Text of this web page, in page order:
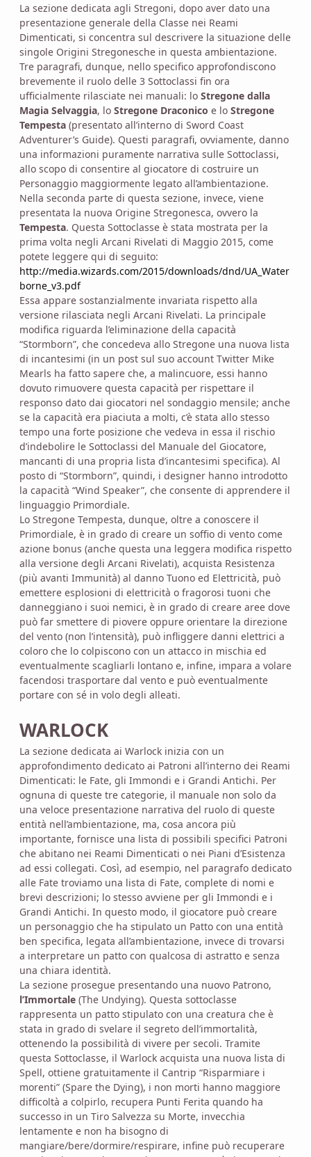
La sezione dedicata agli Stregoni, dopo aver dato una
presentazione generale della Classe nei Reami
Dimenticati, si concentra sul descrivere la situazione delle
singole Origini Stregonesche in questa ambientazione.
Tre paragrafi, dunque, nello specifico approfondiscono
brevemente il ruolo delle 3 Sottoclassi fin ora
ufficialmente rilasciate nei manuali: lo Stregone dalla
Magia Selvaggia, lo Stregone Draconico e lo Stregone
Tempesta (presentato all’interno di Sword Coast
Adventurer’s Guide). Questi paragrafi, ovviamente, danno
una informazioni puramente narrativa sulle Sottoclassi,
allo scopo di consentire al giocatore di costruire un
Personaggio maggiormente legato all’ambientazione.
Nella seconda parte di questa sezione, invece, viene
presentata la nuova Origine Stregonesca, ovvero la
Tempesta. Questa Sottoclasse è stata mostrata per la
prima volta negli Arcani Rivelati di Maggio 2015, come
potete leggere qui di seguito:
http://media.wizards.com/2015/downloads/dnd/UA_Water
borne_v3.pdf
Essa appare sostanzialmente invariata rispetto alla
versione rilasciata negli Arcani Rivelati. La principale
modifica riguarda l’eliminazione della capacità
“Stormborn”, che concedeva allo Stregone una nuova lista
di incantesimi (in un post sul suo account Twitter Mike
Mearls ha fatto sapere che, a malincuore, essi hanno
dovuto rimuovere questa capacità per rispettare il
responso dato dai giocatori nel sondaggio mensile; anche
se la capacità era piaciuta a molti, c’è stata allo stesso
tempo una forte posizione che vedeva in essa il rischio
d’indebolire le Sottoclassi del Manuale del Giocatore,
mancanti di una propria lista d’incantesimi specifica). Al
posto di “Stormborn”, quindi, i designer hanno introdotto
la capacità “Wind Speaker”, che consente di apprendere il
linguaggio Primordiale.
Lo Stregone Tempesta, dunque, oltre a conoscere il
Primordiale, è in grado di creare un soffio di vento come
azione bonus (anche questa una leggera modifica rispetto
alla versione degli Arcani Rivelati), acquista Resistenza
(più avanti Immunità) al danno Tuono ed Elettricità, può
emettere esplosioni di elettricità o fragorosi tuoni che
danneggiano i suoi nemici, è in grado di creare aree dove
può far smettere di piovere oppure orientare la direzione
del vento (non l’intensità), può infliggere danni elettrici a
coloro che lo colpiscono con un attacco in mischia ed
eventualmente scagliarli lontano e, infine, impara a volare
facendosi trasportare dal vento e può eventualmente
portare con sé in volo degli alleati.
WARLOCK
La sezione dedicata ai Warlock inizia con un
approfondimento dedicato ai Patroni all’interno dei Reami
Dimenticati: le Fate, gli Immondi e i Grandi Antichi. Per
ognuna di queste tre categorie, il manuale non solo da
una veloce presentazione narrativa del ruolo di queste
entità nell’ambientazione, ma, cosa ancora più
importante, fornisce una lista di possibili specifici Patroni
che abitano nei Reami Dimenticati o nei Piani d’Esistenza
ad essi collegati. Così, ad esempio, nel paragrafo dedicato
alle Fate troviamo una lista di Fate, complete di nomi e
brevi descrizioni; lo stesso avviene per gli Immondi e i
Grandi Antichi. In questo modo, il giocatore può creare
un personaggio che ha stipulato un Patto con una entità
ben specifica, legata all’ambientazione, invece di trovarsi
a interpretare un patto con qualcosa di astratto e senza
una chiara identità.
La sezione prosegue presentando una nuovo Patrono,
l’Immortale (The Undying). Questa sottoclasse
rappresenta un patto stipulato con una creatura che è
stata in grado di svelare il segreto dell’immortalità,
ottenendo la possibilità di vivere per secoli. Tramite
questa Sottoclasse, il Warlock acquista una nuova lista di
Spell, ottiene gratuitamente il Cantrip “Risparmiare i
morenti” (Spare the Dying), i non morti hanno maggiore
difficoltà a colpirlo, recupera Punti Ferita quando ha
successo in un Tiro Salvezza su Morte, invecchia
lentamente e non ha bisogno di
mangiare/bere/dormire/respirare, infine può recuperare